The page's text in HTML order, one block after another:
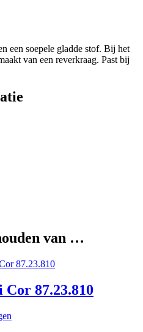
een soepele gladde stof. Bij het
van een reverkraag. Past bij
van …
87.23.810